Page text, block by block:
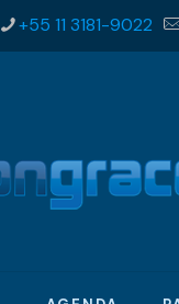
+55 11 3181-9022